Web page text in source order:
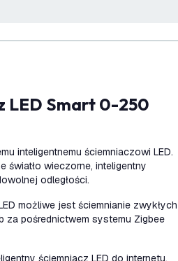
inteligentnemu ściemniaczowi LED.
światło wieczorne, inteligentny
odległości.
możliwe jest ściemnianie zwykłych
za pośrednictwem systemu Zigbee
ściemniacz LED do internetu.